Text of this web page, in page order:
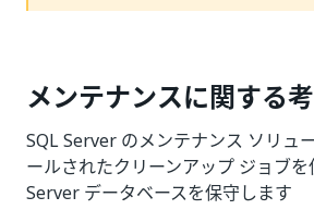
メンテナンスに関する
SQL Server のメンテナンス ソリュ
ールされたクリーンアップ ジョブ
Server データベースを保守します